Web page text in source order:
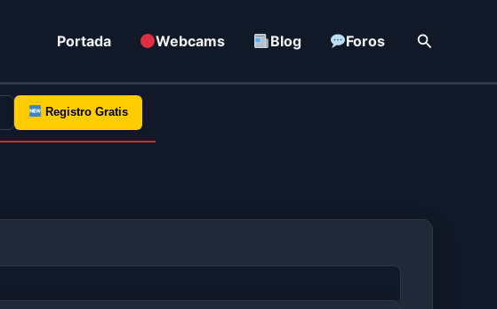
Portada Webcams Blog Foros Buscar
Registro Gratis